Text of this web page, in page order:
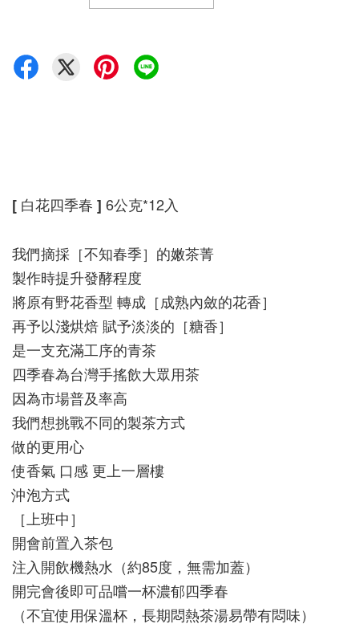
[ 白花四季春 ] 6公克*12入
我們摘採［不知春季］的嫩茶菁
製作時提升發酵程度
將原有野花香型 轉成［成熟內斂的花香］
再予以淺烘焙 賦予淡淡的［糖香］
是一支充滿工序的青茶
四季春為台灣手搖飲大眾用茶
因為市場普及率高
我們想挑戰不同的製茶方式
做的更用心
使香氣 口感 更上一層樓
沖泡方式
［上班中］
開會前置入茶包
注入開飲機熱水（約85度，無需加蓋）
開完會後即可品嚐一杯濃郁四季春
（不宜使用保溫杯，長期悶熱茶湯易帶有悶味）